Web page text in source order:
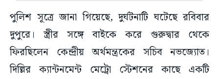
পুলিশ সূত্রে জানা গিয়েছে, দুর্ঘটনাটি ঘটেছে রবিবার
দুপুরে। স্ত্রীর সঙ্গে বাইকে করে গুরুদ্বার থেকে
ফিরছিলেন কেন্দ্রীয় অর্থমন্ত্রকের সচিব নভজ্যোত।
দিল্লির ক্যান্টনমেন্ট মেট্রো স্টেশনের কাছে একটি